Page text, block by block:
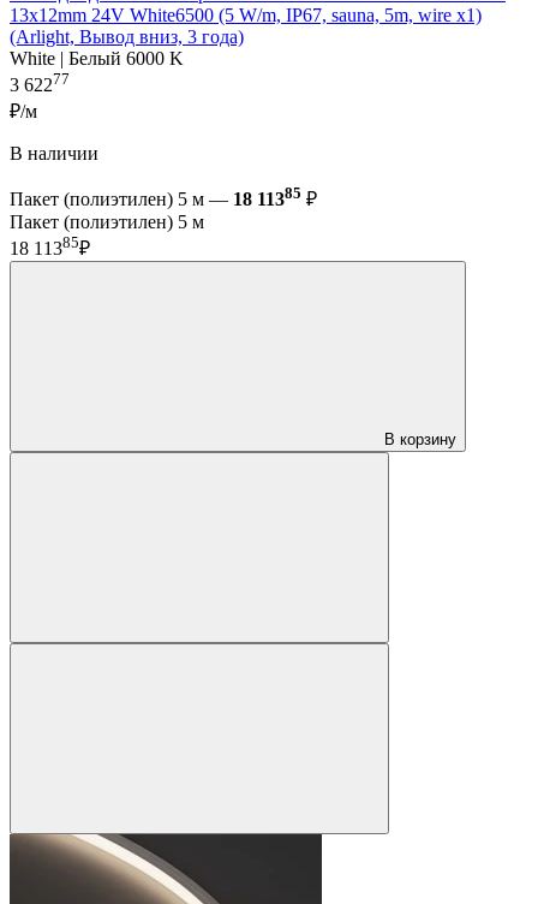
13x12mm 24V White6500 (5 W/m, IP67, sauna, 5m, wire x1)
(Arlight, Вывод вниз, 3 года)
White | Белый 6000 K
3 62277
₽/м
В наличии
Пакет (полиэтилен) 5 м — 18 11385 ₽
Пакет (полиэтилен) 5 м
18 11385₽
В корзину